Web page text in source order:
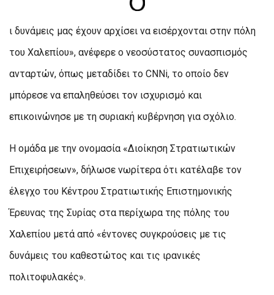
ι δυνάμεις μας έχουν αρχίσει να εισέρχονται στην πόλη
του Χαλεπίου», ανέφερε ο νεοσύστατος συνασπισμός
ανταρτών, όπως μεταδίδει το CNNi, το οποίο δεν
μπόρεσε να επαληθεύσει τον ισχυρισμό και
επικοινώνησε με τη συριακή κυβέρνηση για σχόλιο.
Η ομάδα με την ονομασία «Διοίκηση Στρατιωτικών
Επιχειρήσεων», δήλωσε νωρίτερα ότι κατέλαβε τον
έλεγχο του Κέντρου Στρατιωτικής Επιστημονικής
Έρευνας της Συρίας στα περίχωρα της πόλης του
Χαλεπίου μετά από «έντονες συγκρούσεις με τις
δυνάμεις του καθεστώτος και τις ιρανικές
πολιτοφυλακές».